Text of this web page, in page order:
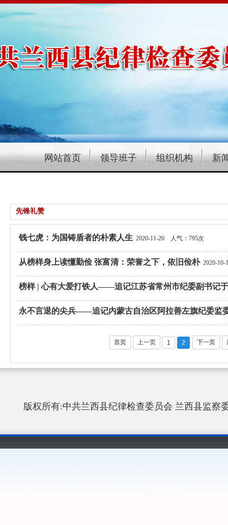
网站首页 领导班子 组织机构 新
先锋礼赞
钱七虎：为国铸盾者的朴素人生 2020-11-20 人气：795次
从榜样身上读懂勤俭 张富清：荣誉之下，依旧俭朴 2020-10-
榜样 | 心有大爱打铁人——追记江苏省常州市纪委副书记
永不言退的尖兵——追记内蒙古自治区阿拉善左旗纪委监
首页 上一页 1 2 下一页
版权所有:中共兰西县纪律检查委员会 兰西县监察